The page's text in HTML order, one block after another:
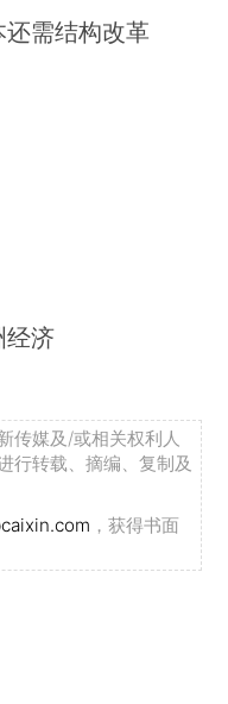
需结构改革
经济
传媒及/或相关权利人
行转载、摘编、复制及
，获得书面